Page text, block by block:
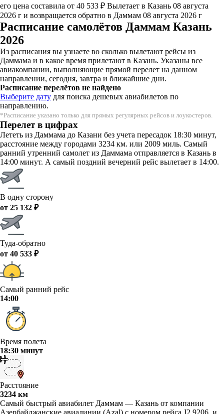
его цена составила от 40 533 ₽ Вылетает в Казань 08 августа
2026 г и возвращается обратно в Даммам 08 августа 2026 г
Расписание самолётов Даммам Казань
2026
Из расписания вы узнаете во сколько вылетают рейсы из
Даммама и в какое время прилетают в Казань. Указаны все
авиакомпании, выполняющие прямой перелет на данном
направлении, сегодня, завтра и ближайшие дни.
Расписание перелётов не найдено
Выберите дату для поиска дешевых авиабилетов по
направлению.
*Расписание указано только для прямых регулярных рейсов и лоукостеров.
Перелет в цифрах
Лететь из Даммама до Казани без учета пересадок 18:30 минут,
расстояние между городами 3234 км. или 2009 миль. Самый
ранний утренний самолет из Даммама отправляется в Казань в
14:00 минут. А самый поздний вечерний рейс вылетает в 14:00.
В одну сторону
от 25 132 ₽
Туда-обратно
от 40 533 ₽
Самый ранний рейс
14:00
Время полета
18:30 минут
Расстояние
3234 км
Самый быстрый авиабилет Даммам — Казань от компании
Азербайджанские авиалинии (Azal) с номером рейса J2 9206, и